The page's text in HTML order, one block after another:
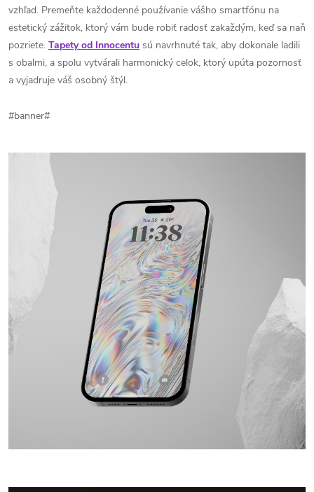
vzhľad. Premeňte každodenné používanie vášho smartfónu na
estetický zážitok, ktorý vám bude robiť radosť zakaždým, keď sa naň
pozriete. Tapety od Innocentu sú navrhnuté tak, aby dokonale ladili
s obalmi, a spolu vytvárali harmonický celok, ktorý upúta pozornosť
a vyjadruje váš osobný štýl.
#banner#